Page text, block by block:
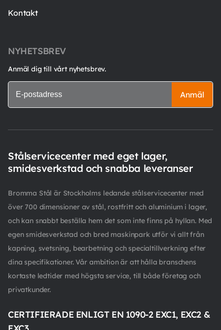
Kontakt
NYHETSBREV
Anmäl dig till vårt nyhetsbrev.
Anmäl
Stålservicecenter med eget lager,
smidesverkstad och snabba leveranser
Bromma Stål är Stockholms ledande stålservicecenter med
över 700 dimensioner av stål, rostfritt och aluminium i lager,
och kan snabbt beställa hem det som inte finns på hyllan. Med
egen smidesverkstad och bred maskinpark utför vi allt från
kapning, svetsning, bearbetning och specialtillverkning efter
dina specifikationer. Vår ambition är att hålla branschens
kortaste ledtider med högsta service, till både företag och
privatkunder.
CERTIFIERADE ENLIGT EN 1090-2 EXC1, EXC2 &